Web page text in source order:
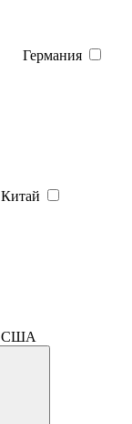
Германия
Китай
США